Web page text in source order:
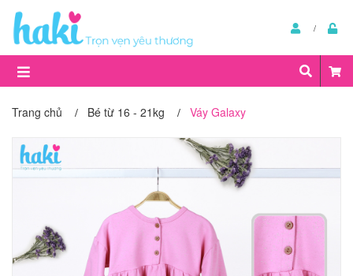
Trang chủ / Bé từ 16 - 21kg / Váy Galaxy